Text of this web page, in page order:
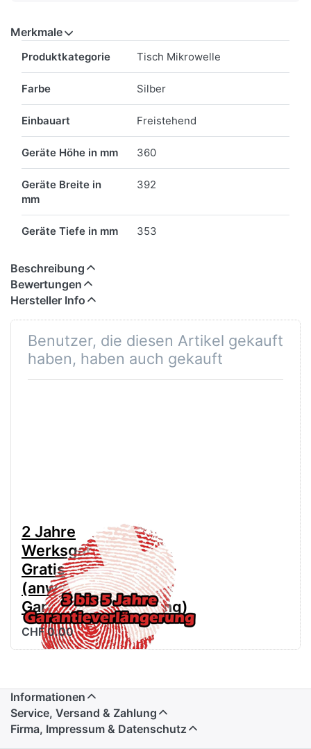
Merkmale
Produktkategorie Tisch Mikrowelle
Farbe Silber
Einbauart Freistehend
Geräte Höhe in mm 360
Geräte Breite in
mm
392
Geräte Tiefe in mm 353
Beschreibung
Bewertungen
Hersteller Info
Benutzer, die diesen Artikel gekauft
haben, haben auch gekauft
2 Jahre
Werksgarantie
Gratis
(anwählen für
Garantieverlängerung)
CHF 0.00
Informationen
Service, Versand & Zahlung
Firma, Impressum & Datenschutz